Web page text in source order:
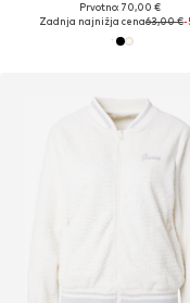
Prvotno: 70,00 €
Zadnja najnižja cena63,00 €-